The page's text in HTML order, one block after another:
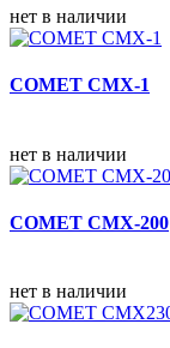
нет в наличии
COMET CMX-1
нет в наличии
COMET CMX-200
нет в наличии